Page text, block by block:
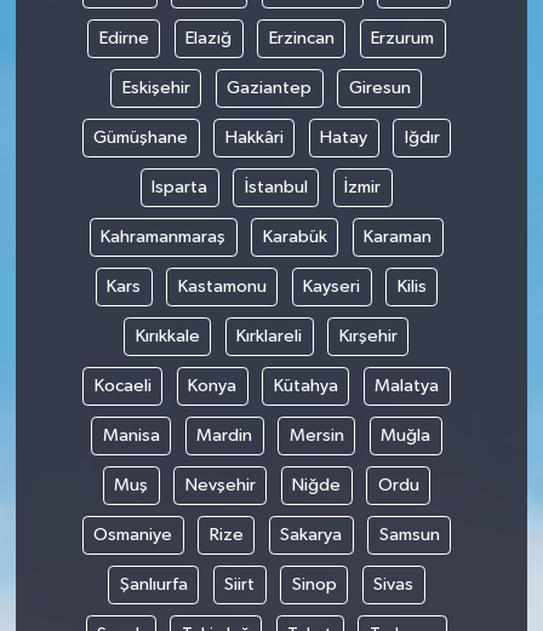
Edirne Elazığ Erzincan Erzurum
Eskişehir Gaziantep Giresun
Gümüşhane Hakkâri Hatay Iğdır
Isparta İstanbul İzmir
Kahramanmaraş Karabük Karaman
Kars Kastamonu Kayseri Kilis
Kırıkkale Kırklareli Kırşehir
Kocaeli Konya Kütahya Malatya
Manisa Mardin Mersin Muğla
Muş Nevşehir Niğde Ordu
Osmaniye Rize Sakarya Samsun
Şanlıurfa Siirt Sinop Sivas